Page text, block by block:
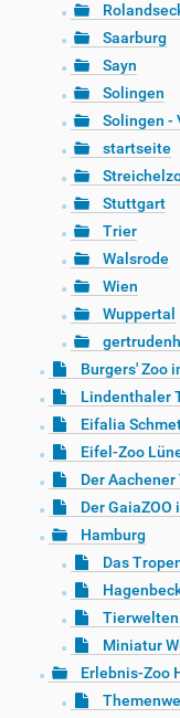
Saarburg
Sayn
Solingen
Solingen -
startseite
Stuttgart
Trier
Walsrode
Wien
Wuppertal
Burgers' Zoo
Lindenthaler
Eifalia
Eifel-Zoo
Der
Der GaiaZOO
Hamburg
Das
Miniatur
Erlebnis-Zoo